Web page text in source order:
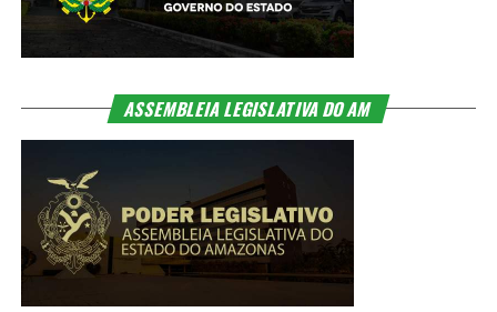
ASSEMBLEIA LEGISLATIVA DO AM